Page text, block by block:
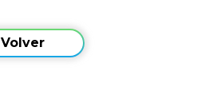
Volver